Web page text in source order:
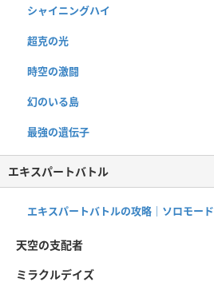
シャイニングハイ
超克の光
時空の激闘
幻のいる島
最強の遺伝子
エキスパートバトル
エキスパートバトルの攻略｜ソロモード
天空の支配者
ミラクルデイズ